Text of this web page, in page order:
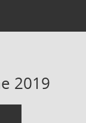
2019